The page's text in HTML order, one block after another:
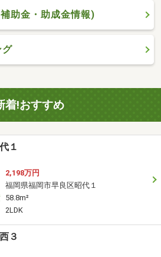
助金・助成金情報)
グ
着!おすすめ
１
2,198万円
福岡県福岡市早良区昭代１
58.8m²
2LDK
３